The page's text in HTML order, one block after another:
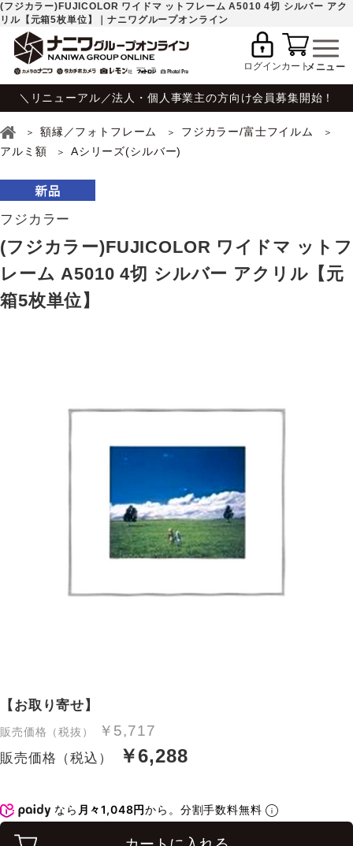
(フジカラー)FUJICOLOR ワイドマ ットフレーム A5010 4切 シルバー アク
リル【元箱5枚単位】｜ナニワグループオンライン
ログインカート
＼リニューアル／法人・個人事業主の方向け会員募集開始！
額縁／フォトフレーム
フジカラー/富士フイルム
アルミ額
Aシリーズ(シルバー)
フジカラー
(フジカラー)FUJICOLOR ワイドマ ットフ
レーム A5010 4切 シルバー アクリル【元
箱5枚単位】
【お取り寄せ】
販売価格（税抜） ￥5,717
販売価格（税込） ￥6,288
なら 月々1,048円から。分割手数料無料